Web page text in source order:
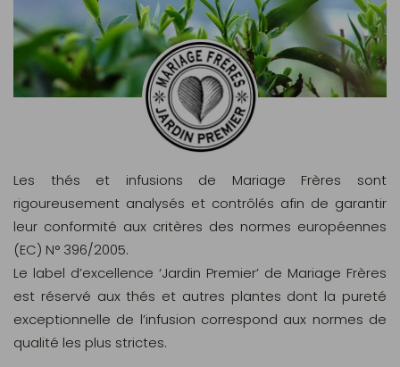
Les thés et infusions de Mariage Frères sont
rigoureusement analysés et contrôlés afin de garantir
leur conformité aux critères des normes européennes
(EC) N° 396/2005.
Le label d’excellence ‘Jardin Premier’ de Mariage Frères
est réservé aux thés et autres plantes dont la pureté
exceptionnelle de l’infusion correspond aux normes de
qualité les plus strictes.